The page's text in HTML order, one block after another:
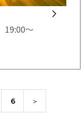
～
6 ＞